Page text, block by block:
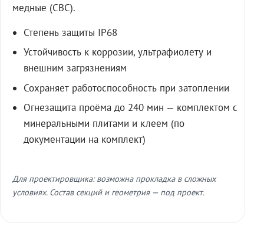
медные (СВС).
Степень защиты IP68
Устойчивость к коррозии, ультрафиолету и
внешним загрязнениям
Сохраняет работоспособность при затоплении
Огнезащита проёма до 240 мин — комплектом с
минеральными плитами и клеем (по
документации на комплект)
Для проектировщика: возможна прокладка в сложных
условиях. Состав секций и геометрия — под проект.